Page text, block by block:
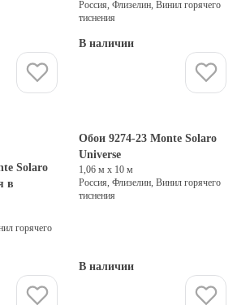
Россия, Флизелин, Винил горячего
тиснения
В наличии
Solaro
в
горячего
Обои 9274-23 Monte Solaro
Universe
1,06 м х 10 м
Россия, Флизелин, Винил горячего
тиснения
В наличии